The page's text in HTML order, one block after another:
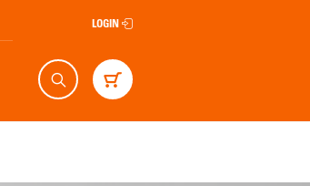
Suche Warenkorb
LOGIN